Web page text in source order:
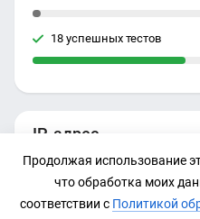
IP-адрес
77.222.40.88
18 успешных тестов
Продолжая использование
что обработка моих
соответствии с Политикой